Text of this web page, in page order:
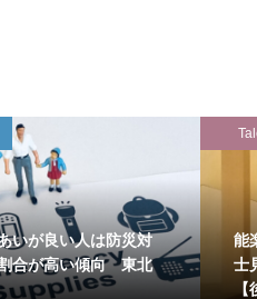
いが良い人は防災対
合が高い傾向 東北
能
士
【